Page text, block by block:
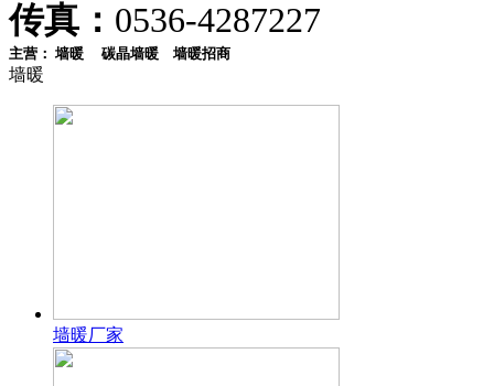
传真： 0536-4287227
主营： 墙暖 碳晶墙暖 墙暖招商
墙暖
墙暖厂家